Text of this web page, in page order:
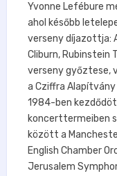
Yvonne Lefébure
ahol később
verseny díjazottja:
Cliburn, Rubinstein
verseny győztese,
a Cziffra
1984-ben
koncerttermeiben
között a
English Chamber
Jerusalem